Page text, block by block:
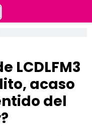
LCDLFM3
acaso
del